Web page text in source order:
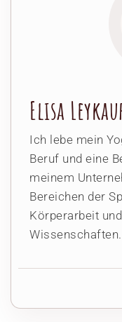
Elisa
Ich lebe mein
Beruf und eine
meinem
Bereichen der
Körperarbeit
Wissenschaften.